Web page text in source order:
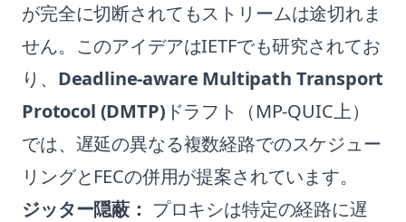
が完全に切断されてもストリームは途切れま
せん。このアイデアはIETFでも研究されてお
り、 Deadline-aware Multipath Transport
Protocol (DMTP) ドラフト（MP-QUIC上）
では、遅延の異なる複数経路でのスケジュー
リングとFECの併用が提案されています。
ジッター隠蔽： プロキシは特定の経路に遅